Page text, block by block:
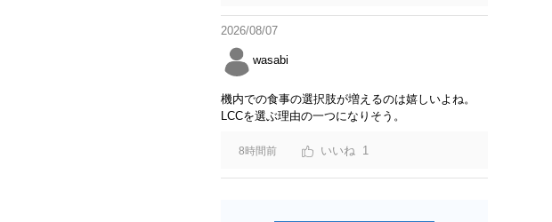
2026/08/07
wasabi
機内での食事の選択肢が増えるのは嬉しいよね。
LCCを選ぶ理由の一つになりそう。
8時間前 1